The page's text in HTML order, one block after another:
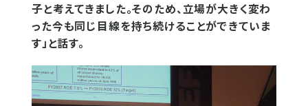
子と考えてきました。そのため、立場が大きく変わ
った今も同じ目線を持ち続けることができていま
す」と話す。